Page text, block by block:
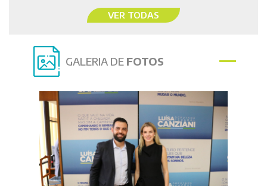
VER TODAS
GALERIA DE FOTOS